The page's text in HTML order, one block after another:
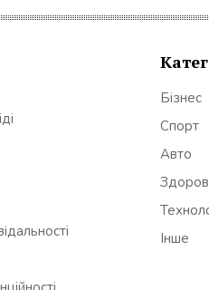
Бізнес
Спорт
Авто
Інше